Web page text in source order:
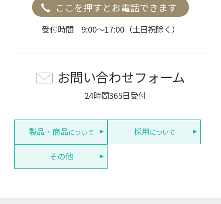
ここを押すとお電話できます
受付時間 9:00～17:00（土日祝除く）
お問い合わせフォーム
24時間365日受付
製品・商品について 採用について
その他